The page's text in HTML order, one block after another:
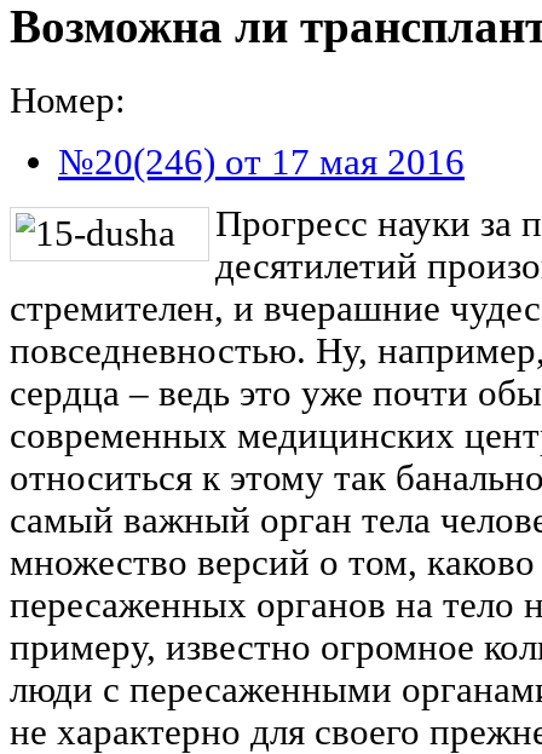
Возможна ли
Номер:
№20(246) от 17 мая 2016
Прогресс науки за
десятилетий
стремителен, и вчерашние
повседневностью. Ну,
сердца – ведь это уже почти
современных медицинских
относиться к этому так
самый важный орган тела
множество версий о том,
пересаженных органов на тело
примеру, известно огромное
люди с пересаженными
не характерно для своего